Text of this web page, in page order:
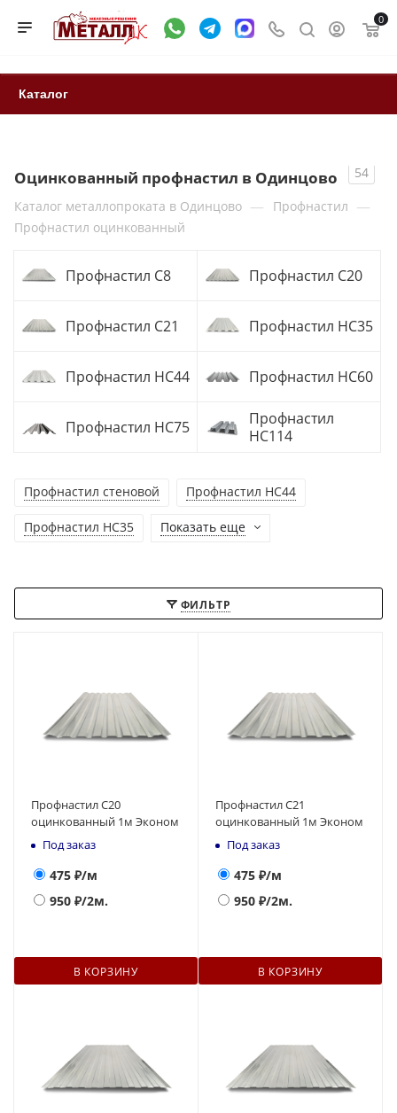
0
Каталог
Оцинкованный профнастил в Одинцово
54
Каталог металлопроката в Одинцово — Профнастил —
Профнастил оцинкованный
Профнастил С8 Профнастил С20
Профнастил С21 Профнастил НС35
Профнастил НС44 Профнастил НС60
Профнастил НС75
Профнастил
НС114
Профнастил стеновой Профнастил НС44
Профнастил НС35 Показать еще
ФИЛЬТР
Профнастил С20
оцинкованный 1м Эконом
Под заказ
475 ₽/м
950 ₽/2м.
В КОРЗИНУ
Профнастил С21
оцинкованный 1м Эконом
Под заказ
475 ₽/м
950 ₽/2м.
В КОРЗИНУ